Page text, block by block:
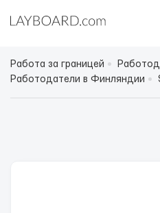
Работа за границей
Работодатели в Финляндии